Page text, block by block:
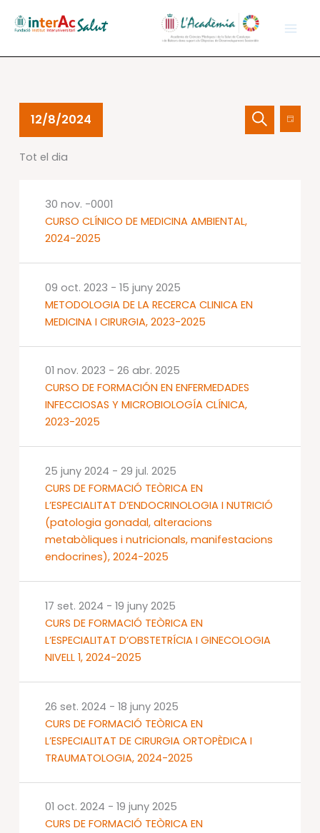
Esdeveniments
des.
Navegació
visualCercade
Dia
12/8/2024
una
Tot el dia
CURSO CLÍNICO DE MEDICINA AMBIENTAL,
2024-2025
30 nov. -0001
METODOLOGIA DE LA RECERCA CLINICA EN
MEDICINA I CIRURGIA, 2023-2025
09 oct. 2023 - 15 juny 2025
CURSO DE FORMACIÓN EN ENFERMEDADES
INFECCIOSAS Y MICROBIOLOGÍA CLÍNICA,
2023-2025
01 nov. 2023 - 26 abr. 2025
CURS DE FORMACIÓ TEÒRICA EN
L’ESPECIALITAT D’ENDOCRINOLOGIA I NUTRICIÓ
(patologia gonadal, alteracions
metabòliques i nutricionals, manifestacions
endocrines), 2024-2025
25 juny 2024 - 29 jul. 2025
CURS DE FORMACIÓ TEÒRICA EN
L’ESPECIALITAT D’OBSTETRÍCIA I GINECOLOGIA
NIVELL 1, 2024-2025
17 set. 2024 - 19 juny 2025
CURS DE FORMACIÓ TEÒRICA EN
L’ESPECIALITAT DE CIRURGIA ORTOPÈDICA I
TRAUMATOLOGIA, 2024-2025
26 set. 2024 - 18 juny 2025
CURS DE FORMACIÓ TEÒRICA EN
01 oct. 2024 - 19 juny 2025